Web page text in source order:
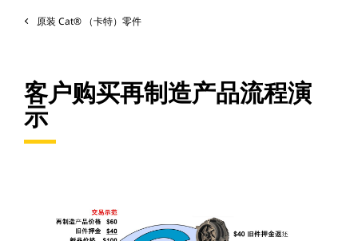
原装 Cat® （卡特）零件
客户购买再制造产品流程演
示